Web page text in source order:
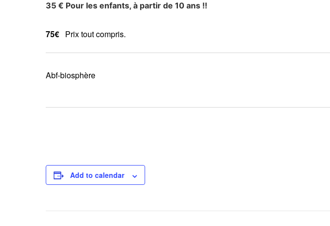
35 € Pour les enfants, à partir de 10 ans !!
75€ Prix tout compris.
Abf-biosphère
Add to calendar